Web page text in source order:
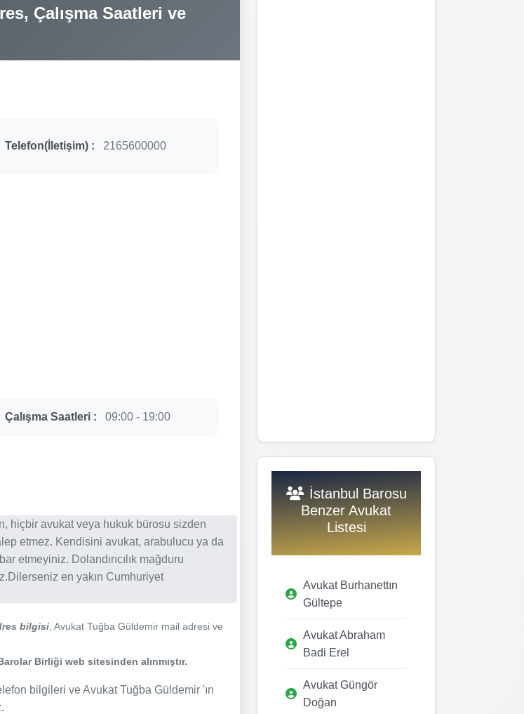
Çalışma Saatleri ve
Telefon(İletişim) : 2165600000
Çalışma Saatleri : 09:00 - 19:00
hiçbir avukat veya hukuk bürosu sizden
etmez. Kendisini avukat, arabulucu ya da
etmeyiniz. Dolandırıcılık mağduru
en yakın Cumhuriyet
bilgisi , Avukat Tuğba Güldemir mail adresi ve
Birliği web sitesinden alınmıştır.
bilgileri ve Avukat Tuğba Güldemir 'ın
İstanbul Barosu
Benzer Avukat
Listesi
Avukat Burhanettın
Gültepe
Avukat Abraham
Badi Erel
Avukat Güngör
Doğan